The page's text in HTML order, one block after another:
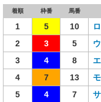
着順 枠番 馬番
1 5 10
2
3 5
3
4 8
4
7 13
5
4 7